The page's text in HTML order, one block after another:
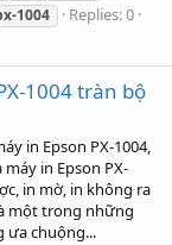
1004
Replies: 0
1004 tràn bộ
in Epson PX-1004,
in Epson PX-
in mờ, in không ra
một trong những
ưa chuộng...